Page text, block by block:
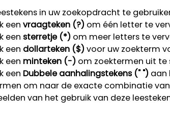
in uw zoekopdracht te
een vraagteken (?) om één letter te
een sterretje (*) om meer letters te
een dollarteken ($)voor uw zoekterm
een minteken (-) om zoektermen uit te
een Dubbele aanhalingstekens (" ") aan
om naar de exacte combinatie
van het gebruik van deze